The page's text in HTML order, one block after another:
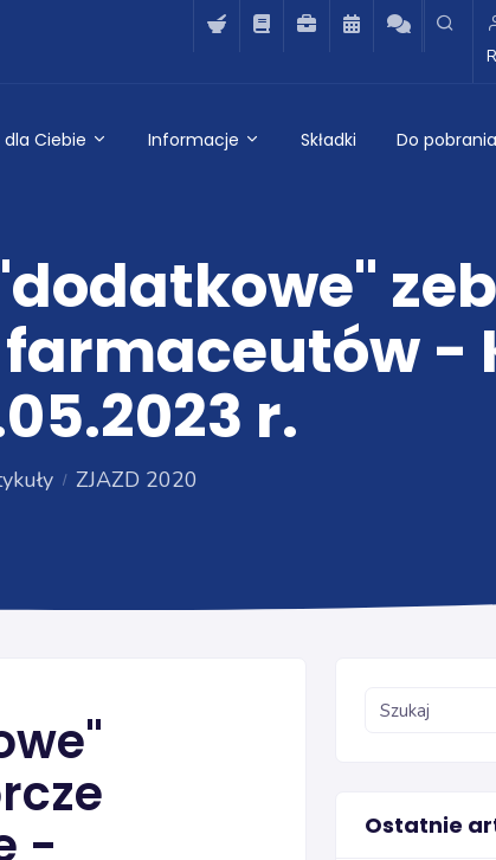
dla Ciebie Informacje Składki Do pobrania
-
r.
ZJAZD 2020
- Ostatnie